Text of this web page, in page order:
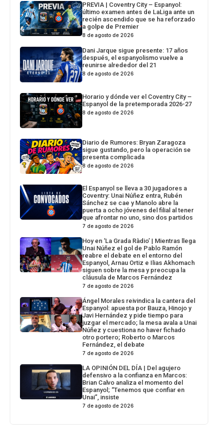
PREVIA | Coventry City – Espanyol:
último examen antes de LaLiga ante un
recién ascendido que se ha reforzado
a golpe de Premier
8 de agosto de 2026
Dani Jarque sigue presente: 17 años
después, el espanyolismo vuelve a
reunirse alrededor del 21
8 de agosto de 2026
Horario y dónde ver el Coventry City –
Espanyol de la pretemporada 2026-27
8 de agosto de 2026
Diario de Rumores: Bryan Zaragoza
sigue gustando, pero la operación se
presenta complicada
8 de agosto de 2026
El Espanyol se lleva a 30 jugadores a
Coventry: Unai Núñez entra, Rubén
Sánchez se cae y Manolo abre la
puerta a ocho jóvenes del filial al tener
que afrontar no uno, sino dos partidos
7 de agosto de 2026
Hoy en ‘La Grada Ràdio’ | Mientras llega
Unai Núñez el gol de Pablo Ramón
reabre el debate en el entorno del
Espanyol, Arnau Ortiz e Ilias Akhomach
siguen sobre la mesa y preocupa la
cláusula de Marcos Fernández
7 de agosto de 2026
Ángel Morales reivindica la cantera del
Espanyol: apuesta por Bauza, Hinojo y
Javi Hernández y pide tiempo para
juzgar el mercado; la mesa avala a Unai
Núñez y cuestiona no haver fichado
otro portero; Roberto o Marcos
Fernández, el debate
7 de agosto de 2026
LA OPINIÓN DEL DÍA | Del agujero
defensivo a la confianza en Marcos:
Brian Calvo analiza el momento del
Espanyol; “Tenemos que confiar en
Unai”, insiste
7 de agosto de 2026